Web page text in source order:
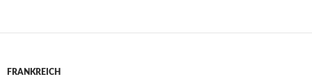
FRANKREICH